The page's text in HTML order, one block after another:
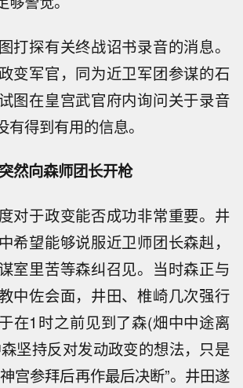
打探有关终战诏书录音的消息。
变军官，同为近卫军团参谋的石
图在皇宫武官府内询问关于录音
得到有用的信息。
然向森师团长开枪
对于政变能否成功非常重要。井
希望能够说服近卫师团长森赳，
室里苦等森纠召见。当时森正与
中佐会面，井田、椎崎几次强行
在1时之前见到了森(畑中中途离
坚持反对发动政变的想法，只是
宫参拜后再作最后决断”。井田遂